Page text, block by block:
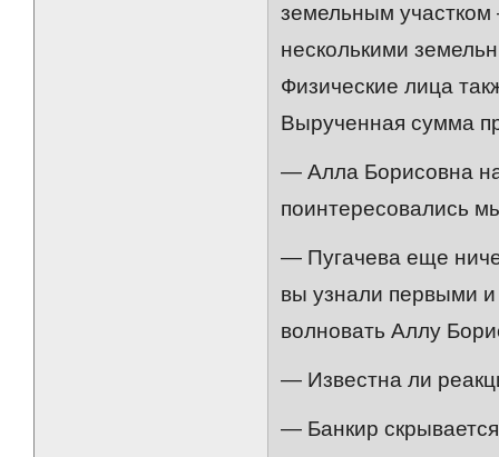
земельным
несколькими
Физические лица
Вырученная сумма
— Алла Борисовна
поинтересовались
— Пугачева еще
вы узнали первыми
волновать Аллу
— Известна ли
— Банкир